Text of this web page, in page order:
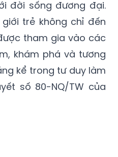
đời sống đương đại.
trẻ không chỉ đến
tham gia vào các
khám phá và tương
kể trong tư duy làm
số 80-NQ/TW của